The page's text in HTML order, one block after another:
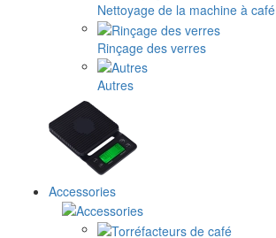
Nettoyage de la machine à café
Rinçage des verres
Autres
Accessories